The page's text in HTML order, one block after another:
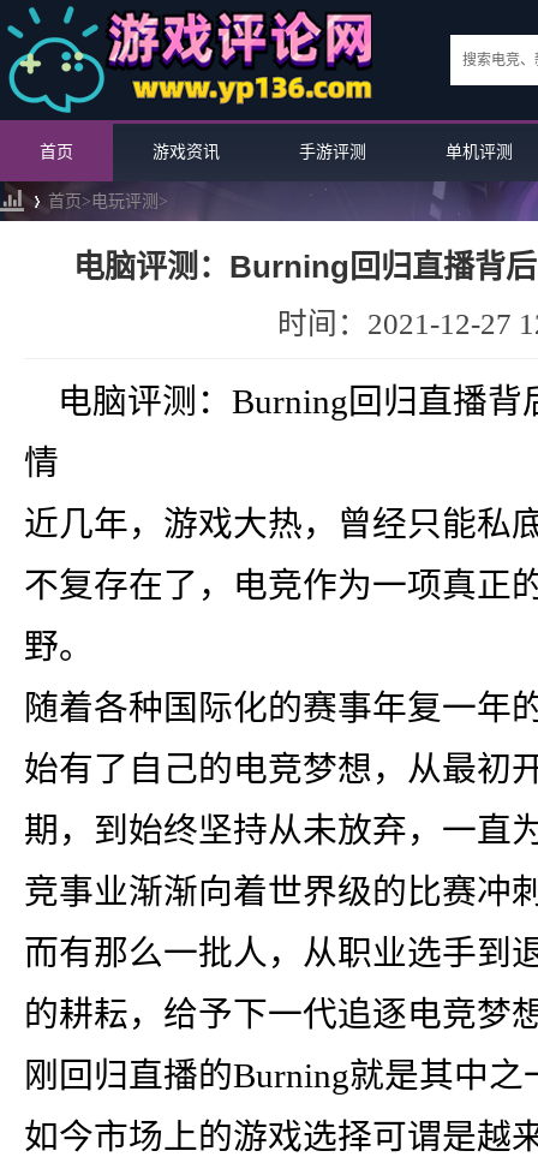
首页 游戏资讯 手游评测 单机评测
首页> 电玩评测 >
电脑评测：Burning回归直播背
时间：2021-12-27
电脑评测：Burning回归直播
情
近几年，游戏大热，曾经只能私
不复存在了，电竞作为一项真正
野。
随着各种国际化的赛事年复一年
始有了自己的电竞梦想，从最初
期，到始终坚持从未放弃，一直
竞事业渐渐向着世界级的比赛冲
而有那么一批人，从职业选手到
的耕耘，给予下一代追逐电竞梦
刚回归直播的Burning就是其中之
如今市场上的游戏选择可谓是越